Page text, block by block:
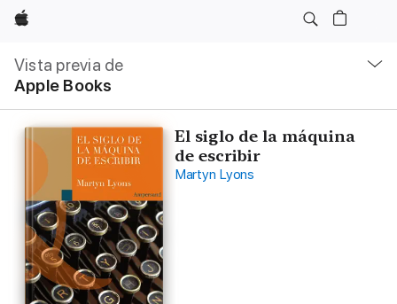
Apple
Vista previa de
Apple Books
local
Abrir
menú
El siglo de la máquina
de escribir
Martyn Lyons